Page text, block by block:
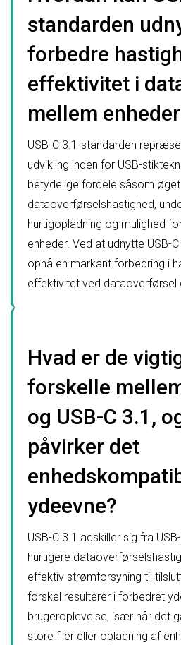
standarden
forbedre
effektivitet i
mellem
USB-C 3.1-standarden
udvikling inden for USB-
betydelige fordele såsom øget
dataoverførselshastighed,
hurtigopladning og mulighed
enheder. Ved at udnytte USB-
opnå en markant forbedring i
effektivitet ved dataoverførsel
Hvad er de
forskelle
og USB-C 3.1,
påvirker det
ydeevne?
USB-C 3.1 adskiller sig fra
hurtigere
effektiv strømforsyning til
forskel resulterer i forbedret
brugeroplevelse, især når det
store filer eller opladning af